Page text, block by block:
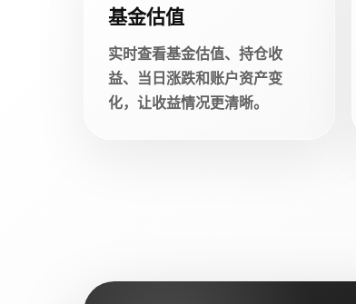
基金估值
实时查看基金估值、持仓收
益、当日涨跌和账户资产变
化，让收益情况更清晰。